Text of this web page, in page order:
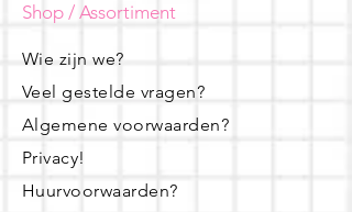
Shop / Assortiment
Wie zijn we?
Veel gestelde vragen?
Algemene voorwaarden?
Privacy!
Huurvoorwaarden?